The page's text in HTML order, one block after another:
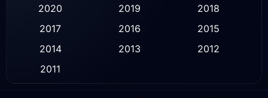
Fantasy จินตนาการ (55)
History ประวัติศาสตร์
2020
2019
2018
2017
2016
2015
2014
2013
2012
2011